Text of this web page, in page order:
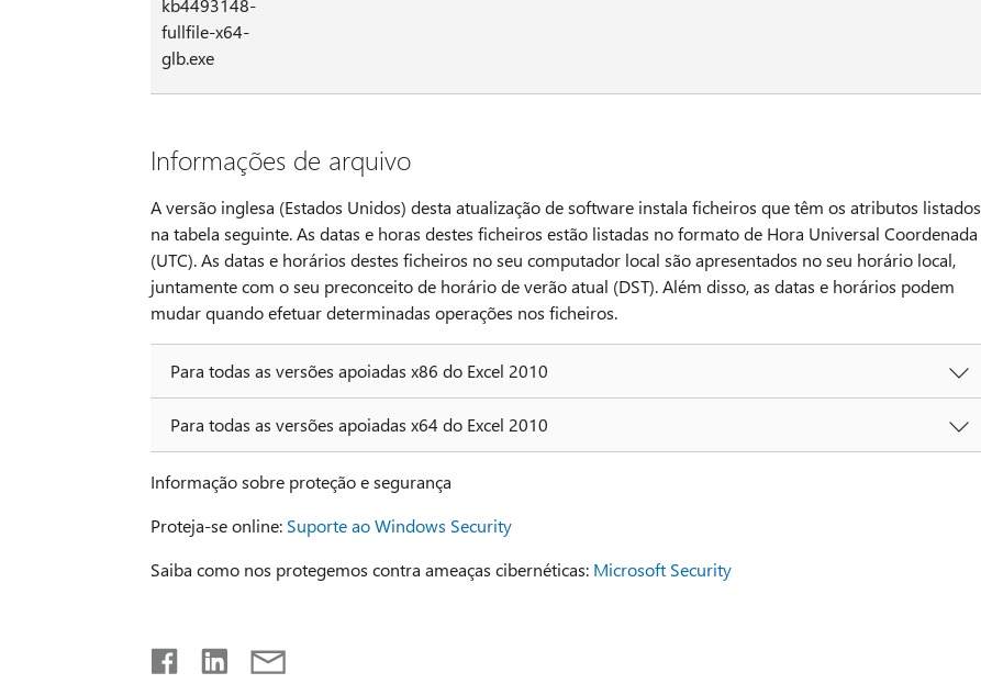
kb4493148-
fullfile-x64-
glb.exe
Informações de arquivo
A versão inglesa (Estados Unidos) desta atualização de software instala ficheiros que têm os atributos listados
na tabela seguinte. As datas e horas destes ficheiros estão listadas no formato de Hora Universal Coordenada
(UTC). As datas e horários destes ficheiros no seu computador local são apresentados no seu horário local,
juntamente com o seu preconceito de horário de verão atual (DST). Além disso, as datas e horários podem
mudar quando efetuar determinadas operações nos ficheiros.
Para todas as versões apoiadas x86 do Excel 2010
Para todas as versões apoiadas x64 do Excel 2010
Informação sobre proteção e segurança
Proteja-se online: Suporte ao Windows Security
Saiba como nos protegemos contra ameaças cibernéticas: Microsoft Security